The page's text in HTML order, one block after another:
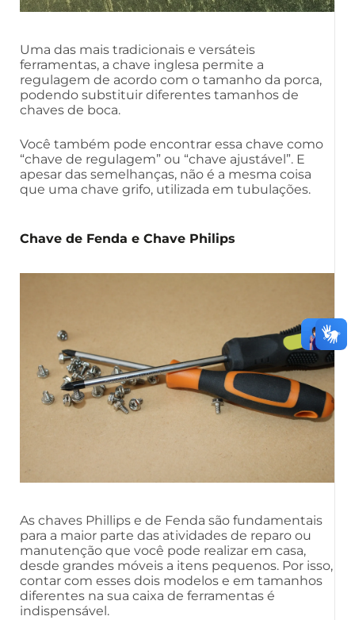
Uma das mais tradicionais e versáteis
ferramentas, a chave inglesa permite a
regulagem de acordo com o tamanho da porca,
podendo substituir diferentes tamanhos de
chaves de boca.
Você também pode encontrar essa chave como
“chave de regulagem” ou “chave ajustável”. E
apesar das semelhanças, não é a mesma coisa
que uma chave grifo, utilizada em tubulações.
Chave de Fenda e Chave Philips
As chaves Phillips e de Fenda são fundamentais
para a maior parte das atividades de reparo ou
manutenção que você pode realizar em casa,
desde grandes móveis a itens pequenos. Por isso,
contar com esses dois modelos e em tamanhos
diferentes na sua caixa de ferramentas é
indispensável.